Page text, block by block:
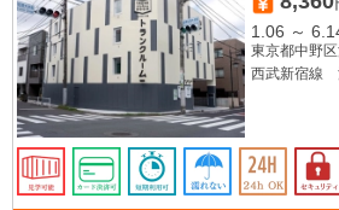
1.06 ～
東京都中野
西武新宿線